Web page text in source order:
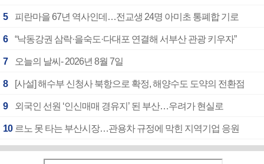
5 피란마을 67년 역사인데…전교생 24명 아미초 통폐합 기로
6 “낙동강권 삼락·을숙도·다대포 연결해 서부산 관광 키우자”
7 오늘의 날씨- 2026년 8월 7일
8 [사설] 해수부 신청사 북항으로 확정, 해양수도 도약의 전환점
9 외국인 선원 ‘인신매매 경유지’ 된 부산…우려가 현실로
10 르노 못 타는 부산시장…관용차 규정에 막힌 지역기업 응원